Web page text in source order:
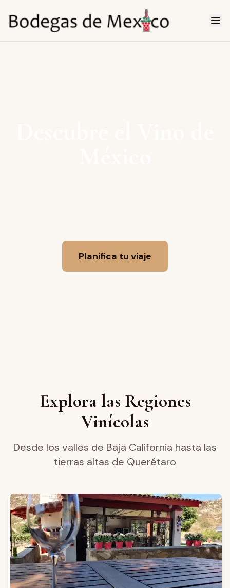
Planifica tu viaje
Explora las Regiones
Vinícolas
Desde los valles de Baja California hasta las
tierras altas de Querétaro